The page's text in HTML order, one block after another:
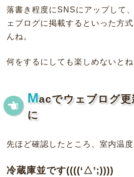
落書き程度にSNSにアップして
ェブログに掲載するといった方
んね。
何をするにしても楽しめないと
Macでウェブログ
に
先ほど確認したところ、室内温
冷蔵庫並です((((‘△’;))))